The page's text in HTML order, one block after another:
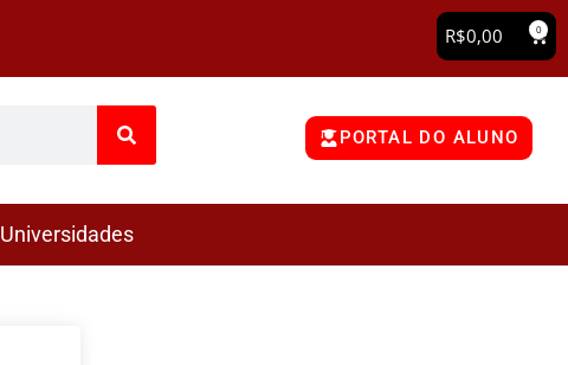
R$0,00 0
PORTAL DO ALUNO
Universidades